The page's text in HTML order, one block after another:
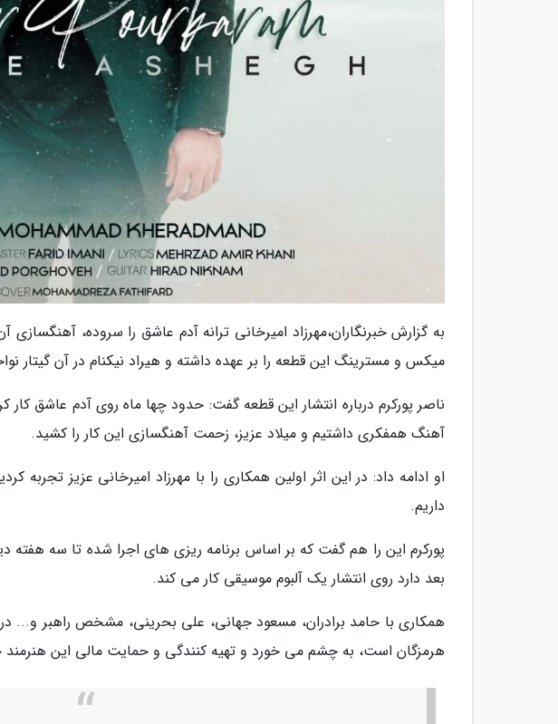
به گزارش خبرنگاران،مهرزاد امیرخانی ترانه آدم عاشق را سروده، آهنگسازی
میکس و مسترینگ این قطعه را بر عهده داشته و هیراد نیکنام در آن گیتار
ناصر پورکرم درباره انتشار این قطعه گفت: حدود چها ماه روی آدم عاشق کار
آهنگ همفکری داشتیم و میلاد عزیز، زحمت آهنگسازی این کار را کشید.
او ادامه داد: در این اثر اولین همکاری را با مهرزاد امیرخانی عزیز تجربه
داریم.
پورکرم این را هم گفت که بر اساس برنامه ریزی های اجرا شده تا سه هفته
بعد دارد روی انتشار یک آلبوم موسیقی کار می کند.
همکاری با حامد برادران، مسعود جهانی، علی بحرینی، مشخص راهبر و... در
هرمزگان است، به چشم می خورد و تهیه کنندگی و حمایت مالی این هنرمند